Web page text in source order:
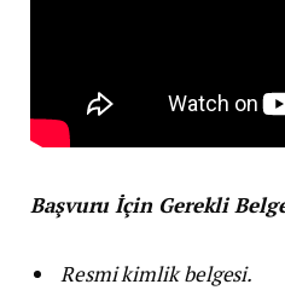
Başvuru İçin Gerekli
Resmi kimlik belgesi.